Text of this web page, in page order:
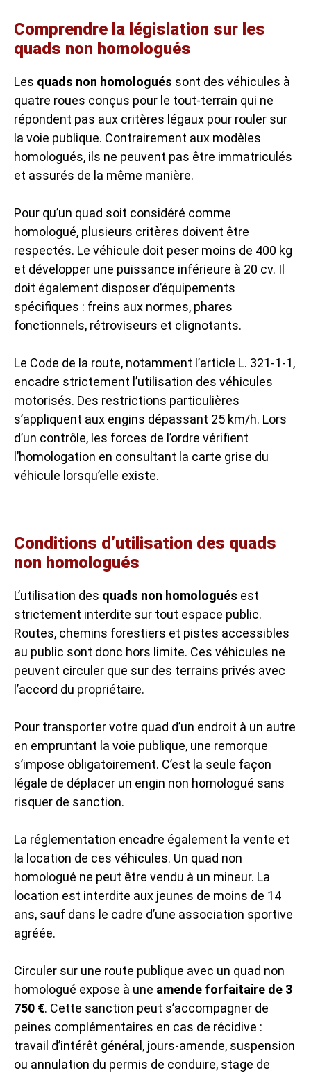
Comprendre la législation sur les
quads non homologués
Les quads non homologués sont des véhicules à
quatre roues conçus pour le tout-terrain qui ne
répondent pas aux critères légaux pour rouler sur
la voie publique. Contrairement aux modèles
homologués, ils ne peuvent pas être immatriculés
et assurés de la même manière.
Pour qu’un quad soit considéré comme
homologué, plusieurs critères doivent être
respectés. Le véhicule doit peser moins de 400 kg
et développer une puissance inférieure à 20 cv. Il
doit également disposer d’équipements
spécifiques : freins aux normes, phares
fonctionnels, rétroviseurs et clignotants.
Le Code de la route, notamment l’article L. 321-1-1,
encadre strictement l’utilisation des véhicules
motorisés. Des restrictions particulières
s’appliquent aux engins dépassant 25 km/h. Lors
d’un contrôle, les forces de l’ordre vérifient
l’homologation en consultant la carte grise du
véhicule lorsqu’elle existe.
Conditions d’utilisation des quads
non homologués
L’utilisation des quads non homologués est
strictement interdite sur tout espace public.
Routes, chemins forestiers et pistes accessibles
au public sont donc hors limite. Ces véhicules ne
peuvent circuler que sur des terrains privés avec
l’accord du propriétaire.
Pour transporter votre quad d’un endroit à un autre
en empruntant la voie publique, une remorque
s’impose obligatoirement. C’est la seule façon
légale de déplacer un engin non homologué sans
risquer de sanction.
La réglementation encadre également la vente et
la location de ces véhicules. Un quad non
homologué ne peut être vendu à un mineur. La
location est interdite aux jeunes de moins de 14
ans, sauf dans le cadre d’une association sportive
agréée.
Circuler sur une route publique avec un quad non
homologué expose à une amende forfaitaire de 3
750 €. Cette sanction peut s’accompagner de
peines complémentaires en cas de récidive :
travail d’intérêt général, jours-amende, suspension
ou annulation du permis de conduire, stage de